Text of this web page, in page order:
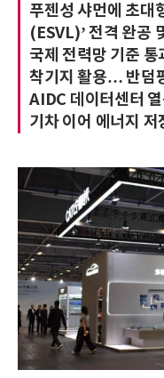
푸젠성 샤먼에 초대
(ESVL)’ 전격 완공
국제 전력망 기준 통
착기지 활용… 반덤
AIDC 데이터센터
기차 이어 에너지